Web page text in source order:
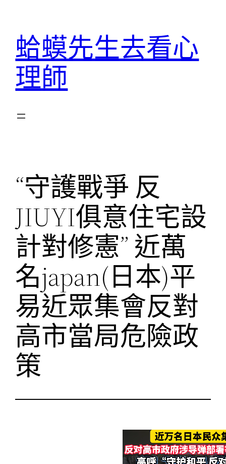
蛤蟆先生去看心
理師
“守護戰爭 反
JIUYI俱意住宅設
計對修憲” 近萬
名japan(日本)平
易近眾集會反對
高市當局危險政
策